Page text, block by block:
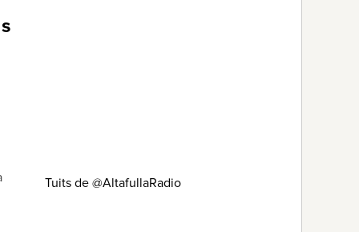
Tuits de @AltafullaRadio